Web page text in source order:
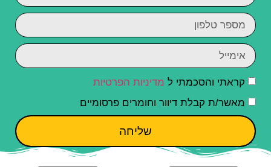
קראתי והסכמתי ל מדיניות הפרטיות
מאשר/ת קבלת דיוור וחומרים פרסומיים
שליחה